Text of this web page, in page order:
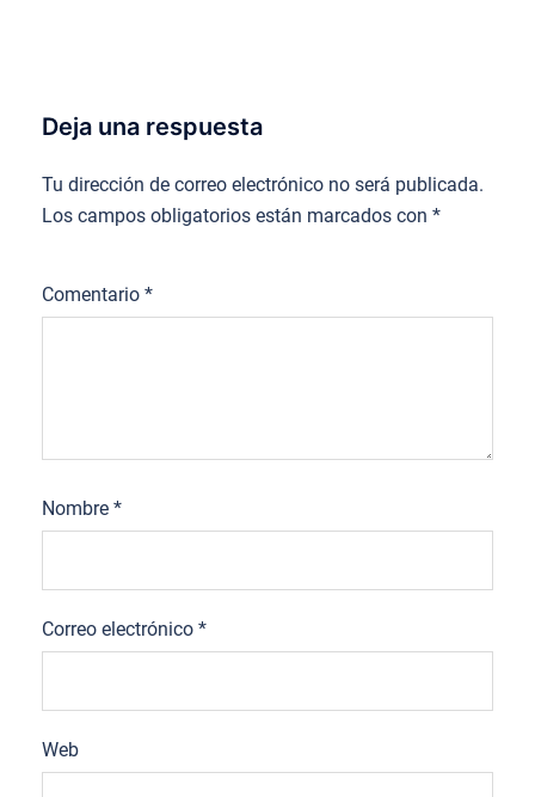
Deja una respuesta
Tu dirección de correo electrónico no será publicada.
Los campos obligatorios están marcados con *
Comentario *
Nombre *
Correo electrónico *
Web